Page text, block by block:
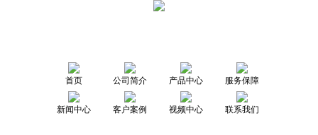
首页 公司简介 产品中心 服务保障
新闻中心 客户案例 视频中心 联系我们